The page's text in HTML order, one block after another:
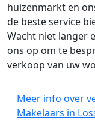
huizenmarkt en
de beste service
Wacht niet langer
ons op om te
verkoop van uw
Meer info over
Makelaars in